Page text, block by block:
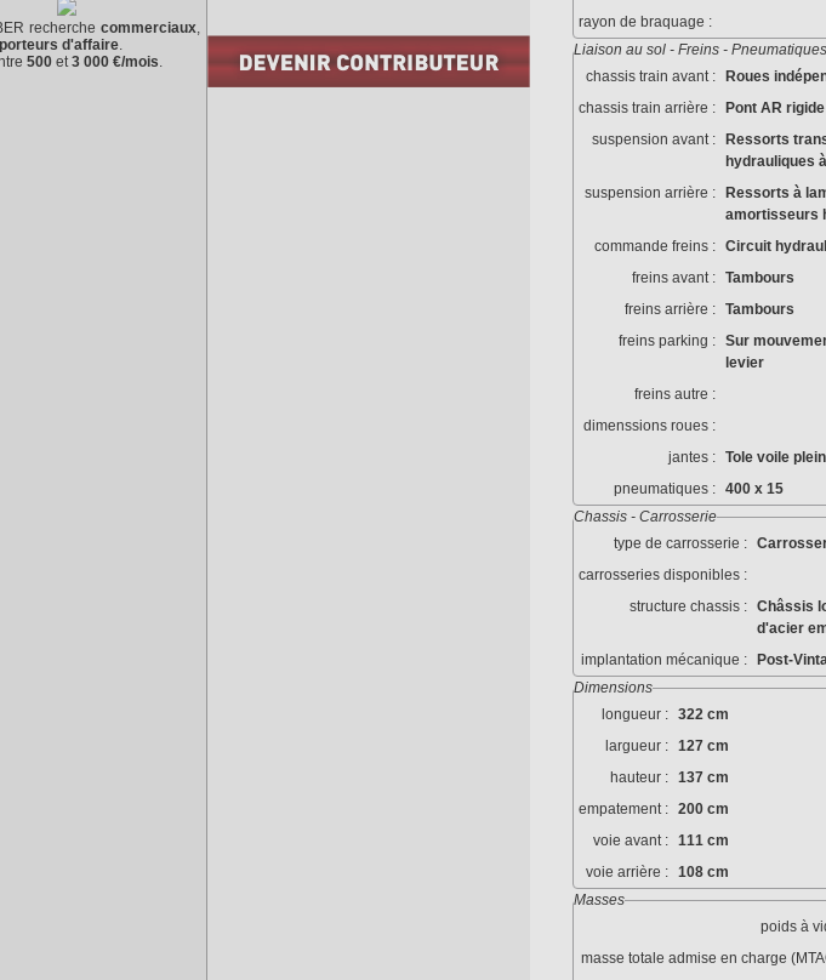
rayon de braquage :
Liaison au sol - Freins - Pneumatiques
chassis train avant :
Roues
chassis train arrière :
Pont AR rigide
suspension avant :
Ressorts
hydrauliques
suspension arrière :
Ressorts à
amortisseurs
commande freins : Circuit
freins avant : Tambours
freins arrière : Tambours
freins parking : Sur
levier
freins autre :
dimenssions roues :
jantes : Tole voile plein
pneumatiques : 400 x 15
Chassis - Carrosserie
type de carrosserie :
carrosseries disponibles :
structure chassis : Châssis
d'acier
implantation mécanique :
Post-
Dimensions
longueur : 322 cm
largueur : 127 cm
hauteur : 137 cm
empatement : 200 cm
voie avant : 111 cm
voie arrière : 108 cm
Masses
poids à
masse totale admise en charge
recherche commerciaux,
d'affaire.
500 et3 000 €/mois.